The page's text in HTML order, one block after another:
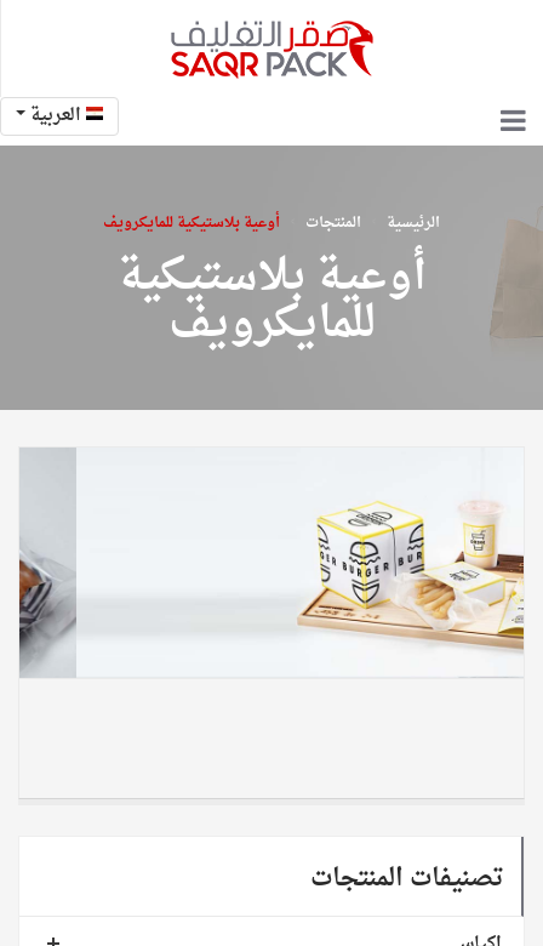
العربية
الرئيسية المنتجات أوعية بلاستيكية للمايكرويف
أوعية بلاستيكية
للمايكرويف
تصنيفات المنتجات